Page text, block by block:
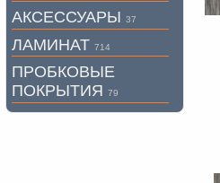
АКСЕССУАРЫ 37
ЛАМИНАТ 714
ПРОБКОВЫЕ
ПОКРЫТИЯ 79